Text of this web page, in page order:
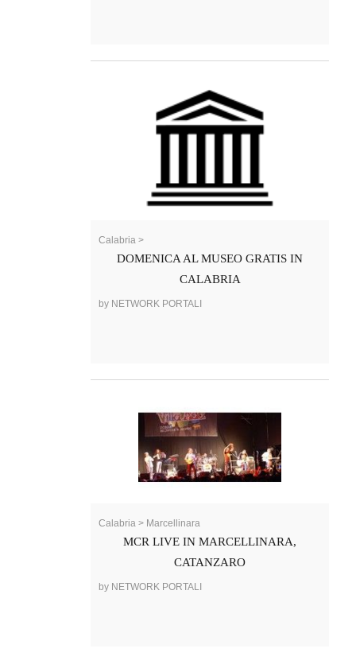
Calabria >
DOMENICA AL MUSEO GRATIS IN
CALABRIA
by NETWORK PORTALI
Calabria > Marcellinara
MCR LIVE IN MARCELLINARA,
CATANZARO
by NETWORK PORTALI